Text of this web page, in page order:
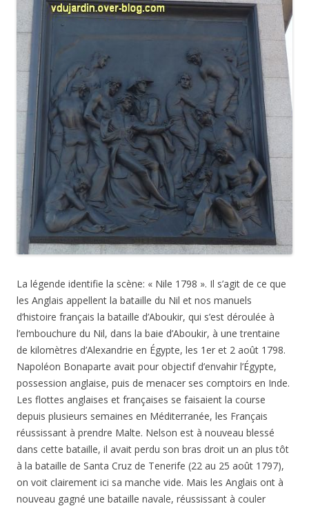
La légende identifie la scène: « Nile 1798 ». Il s’agit de ce que
les Anglais appellent la bataille du Nil et nos manuels
d’histoire français la bataille d’Aboukir, qui s’est déroulée à
l’embouchure du Nil, dans la baie d’Aboukir, à une trentaine
de kilomètres d’Alexandrie en Égypte, les 1er et 2 août 1798.
Napoléon Bonaparte avait pour objectif d’envahir l’Égypte,
possession anglaise, puis de menacer ses comptoirs en Inde.
Les flottes anglaises et françaises se faisaient la course
depuis plusieurs semaines en Méditerranée, les Français
réussissant à prendre Malte. Nelson est à nouveau blessé
dans cette bataille, il avait perdu son bras droit un an plus tôt
à la bataille de Santa Cruz de Tenerife (22 au 25 août 1797),
on voit clairement ici sa manche vide. Mais les Anglais ont à
nouveau gagné une bataille navale, réussissant à couler